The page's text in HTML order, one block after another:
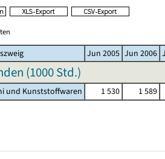
Jun 2005 Jun 2006
(1000 Std.)
und Kunststoffwaren 1 530 1 589